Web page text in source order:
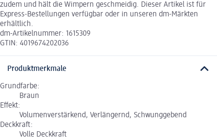
zudem und hält die Wimpern geschmeidig. Dieser Artikel ist für
Express-Bestellungen verfügbar oder in unseren dm-Märkten
erhältlich.
dm-Artikelnummer: 1615309
GTIN: 4019674202036
Produktmerkmale
Grundfarbe:
Braun
Effekt:
Volumenverstärkend, Verlängernd, Schwunggebend
Deckkraft:
Volle Deckkraft